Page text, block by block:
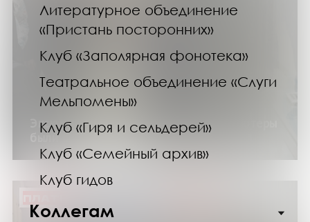
Литературное объединение
«Пристань посторонних»
Клуб «Заполярная фонотека»
Театральное объединение «Слуги
Мельпомены»
Клуб «Гиря и сельдерей»
Клуб «Семейный архив»
Клуб гидов
Коллегам
Экскурсия по выставке «Когда компьютеры
были большими»